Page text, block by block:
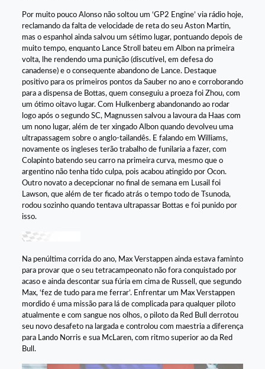
Por muito pouco Alonso não soltou um ‘GP2 Engine’ via rádio hoje,
reclamando da falta de velocidade de reta do seu Aston Martin,
mas o espanhol ainda salvou um sétimo lugar, pontuando depois de
muito tempo, enquanto Lance Stroll bateu em Albon na primeira
volta, lhe rendendo uma punição (discutível, em defesa do
canadense) e o consequente abandono de Lance. Destaque
positivo para os primeiros pontos da Sauber no ano e corroborando
para a dispensa de Bottas, quem conseguiu a proeza foi Zhou, com
um ótimo oitavo lugar. Com Hulkenberg abandonando ao rodar
logo após o segundo SC, Magnussen salvou a lavoura da Haas com
um nono lugar, além de ter xingado Albon quando devolveu uma
ultrapassagem sobre o anglo-tailandês. E falando em Williams,
novamente os ingleses terão trabalho de funilaria a fazer, com
Colapinto batendo seu carro na primeira curva, mesmo que o
argentino não tenha tido culpa, pois acabou atingido por Ocon.
Outro novato a decepcionar no final de semana em Lusail foi
Lawson, que além de ter ficado atrás o tempo todo de Tsunoda,
rodou sozinho quando tentava ultrapassar Bottas e foi punido por
isso.
Na penúltima corrida do ano, Max Verstappen ainda estava faminto
para provar que o seu tetracampeonato não fora conquistado por
acaso e ainda descontar sua fúria em cima de Russell, que segundo
Max, ‘fez de tudo para me ferrar’. Enfrentar um Max Verstappen
mordido é uma missão para lá de complicada para qualquer piloto
atualmente e com sangue nos olhos, o piloto da Red Bull derrotou
seu novo desafeto na largada e controlou com maestria a diferença
para Lando Norris e sua McLaren, com ritmo superior ao da Red
Bull.